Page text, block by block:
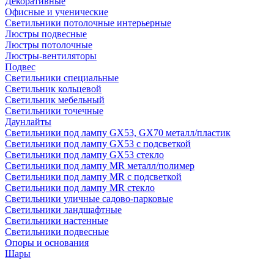
Офисные и ученические
Светильники потолочные интерьерные
Люстры подвесные
Люстры потолочные
Люстры-вентиляторы
Подвес
Светильники специальные
Светильник кольцевой
Светильник мебельный
Светильники точечные
Даунлайты
Светильники под лампу GX53, GX70 металл/пластик
Светильники под лампу GX53 с подсветкой
Светильники под лампу GX53 стекло
Светильники под лампу MR металл/полимер
Светильники под лампу MR с подсветкой
Светильники под лампу MR стекло
Светильники уличные садово-парковые
Светильники ландшафтные
Светильники настенные
Светильники подвесные
Опоры и основания
Шары